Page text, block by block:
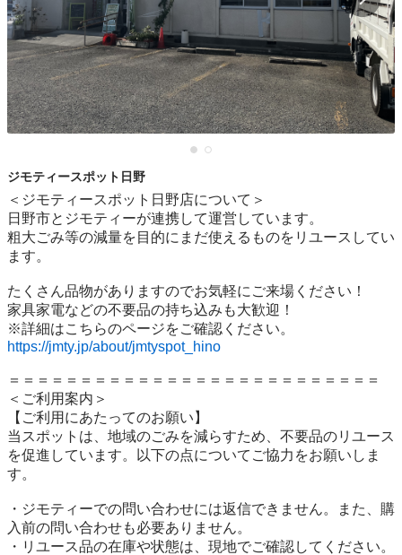
ジモティースポット日野
＜ジモティースポット日野店について＞
日野市とジモティーが連携して運営しています。
粗⼤ごみ等の減量を⽬的にまだ使えるものをリユースしてい
ます。
たくさん品物がありますのでお気軽にご来場ください！
家具家電などの不要品の持ち込みも大歓迎！
https://jmty.jp/about/jmtyspot_hino
＝＝＝＝＝＝＝＝＝＝＝＝＝＝＝＝＝＝＝＝＝＝＝＝＝＝
＜ご利用案内＞
【ご利用にあたってのお願い】
当スポットは、地域のごみを減らすため、不要品のリユース
を促進しています。以下の点についてご協力をお願いしま
す。
・ジモティーでの問い合わせには返信できません。また、購
入前の問い合わせも必要ありません。
・リユース品の在庫や状態は、現地でご確認してください。